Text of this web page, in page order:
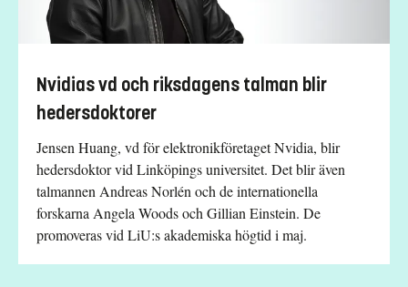
Nvidias vd och riksdagens talman blir
hedersdoktorer
Jensen Huang, vd för elektronikföretaget Nvidia, blir
hedersdoktor vid Linköpings universitet. Det blir även
talmannen Andreas Norlén och de internationella
forskarna Angela Woods och Gillian Einstein. De
promoveras vid LiU:s akademiska högtid i maj.